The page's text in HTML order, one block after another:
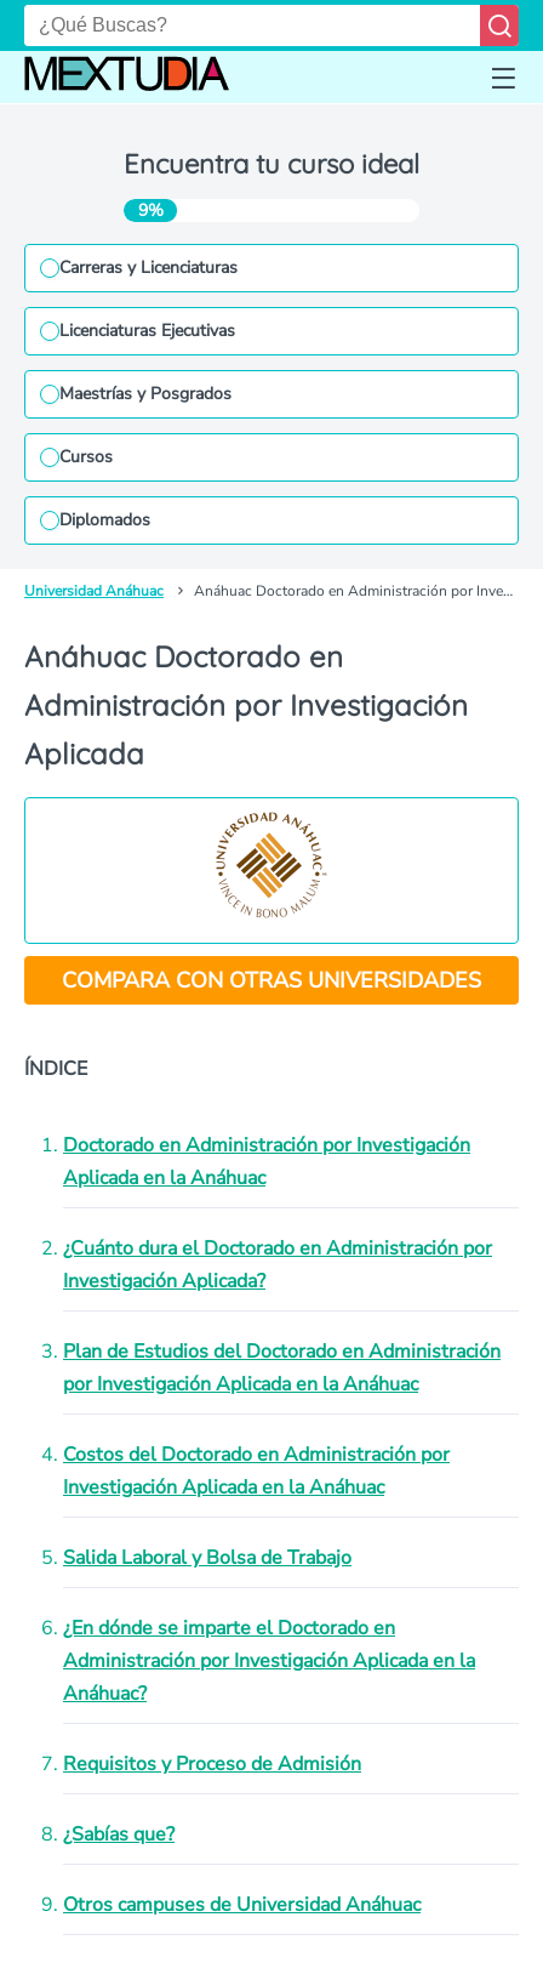
Encuentra tu curso ideal
9%
Carreras y Licenciaturas
Licenciaturas Ejecutivas
Maestrías y Posgrados
Cursos
Diplomados
Universidad Anáhuac Anáhuac Doctorado en Administración por Investigación Aplicada
Anáhuac Doctorado en
Administración por Investigación
Aplicada
COMPARA CON OTRAS UNIVERSIDADES
ÍNDICE
Doctorado en Administración por Investigación
Aplicada en la Anáhuac
¿Cuánto dura el Doctorado en Administración por
Investigación Aplicada?
Plan de Estudios del Doctorado en Administración
por Investigación Aplicada en la Anáhuac
Costos del Doctorado en Administración por
Investigación Aplicada en la Anáhuac
Salida Laboral y Bolsa de Trabajo
¿En dónde se imparte el Doctorado en
Administración por Investigación Aplicada en la
Anáhuac?
Requisitos y Proceso de Admisión
¿Sabías que?
Otros campuses de Universidad Anáhuac